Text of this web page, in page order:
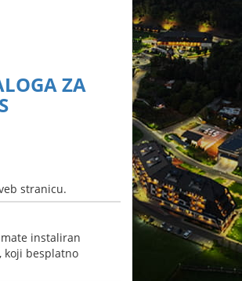
ZA
stranicu.
instaliran
koji besplatno